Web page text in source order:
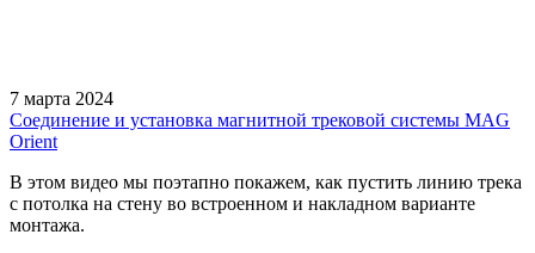
7 марта 2024
Соединение и установка магнитной трековой системы MAG
Orient
В этом видео мы поэтапно покажем, как пустить линию трека
с потолка на стену во встроенном и накладном варианте
монтажа.